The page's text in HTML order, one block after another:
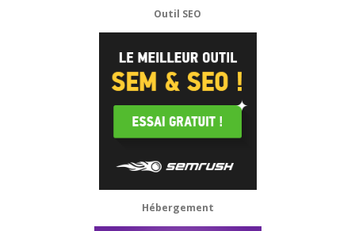
Outil SEO
Hébergement